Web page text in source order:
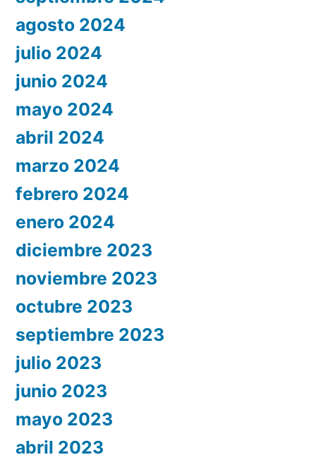
agosto 2024
julio 2024
junio 2024
mayo 2024
abril 2024
marzo 2024
febrero 2024
enero 2024
diciembre 2023
noviembre 2023
octubre 2023
septiembre 2023
julio 2023
junio 2023
mayo 2023
abril 2023